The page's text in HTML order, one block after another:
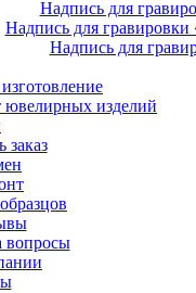
Надпись для
Надпись для
Надпись для
ювелирных изделий
заказ
вопросы